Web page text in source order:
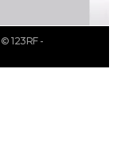
© 123RF -